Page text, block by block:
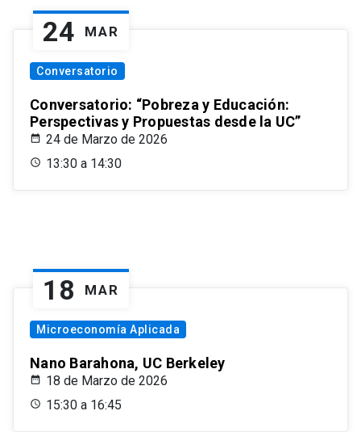
24 MAR
Conversatorio
Conversatorio: “Pobreza y Educación:
Perspectivas y Propuestas desde la UC”
24 de Marzo de 2026
13:30 a 14:30
18 MAR
Microeconomía Aplicada
Nano Barahona, UC Berkeley
18 de Marzo de 2026
15:30 a 16:45